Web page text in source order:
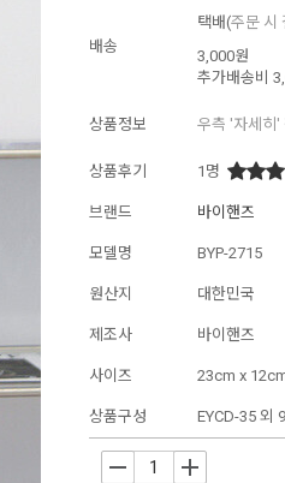
배송
택배(주문 시
3,000원
추가배송비
상품정보 우측 '자세히'
상품후기 1 명
브랜드 바이핸즈
모델명 BYP-2715
원산지 대한민국
제조사 바이핸즈
사이즈 23cm x
상품구성 EYCD-35 외
+